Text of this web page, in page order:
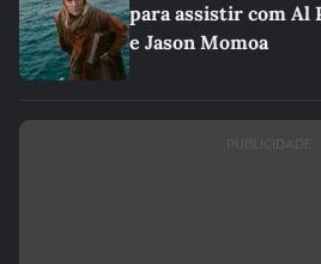
para assistir com Al
e Jason Momoa
PUBLICIDADE